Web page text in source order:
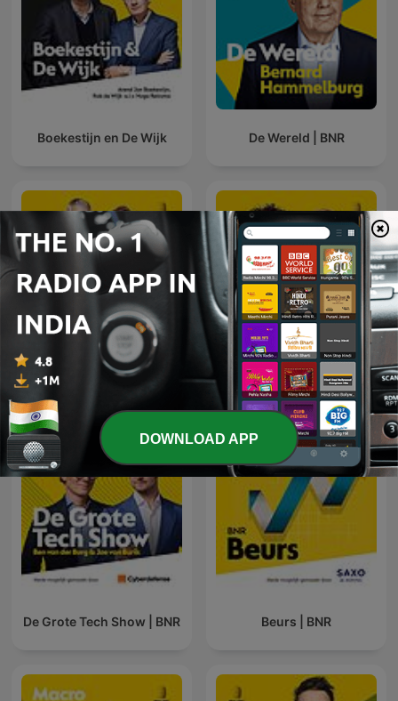
Boekestijn en De Wijk De Wereld | BNR
De Nationale Autoshow |
De Technoloog | BNR
De Grote Tech Show | BNR Beurs | BNR
DOWNLOAD APP